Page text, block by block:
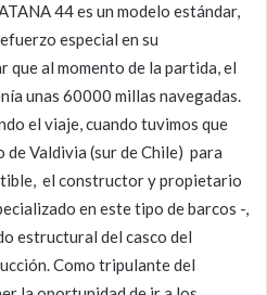
44 es un modelo estándar,
especial en su
al momento de la partida, el
unas 60000 millas navegadas.
el viaje, cuando tuvimos que
de Valdivia (sur de Chile) para
el constructor y propietario
en este tipo de barcos -,
estructural del casco del
Como tripulante del